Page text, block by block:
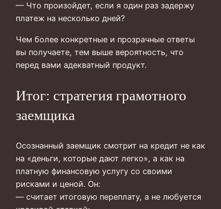
— Что произойдет, если я один раз задержу
платеж на несколько дней?
Чем более конкретные и прозрачные ответы
вы получаете, тем выше вероятность, что
перед вами адекватный продукт.
Итог: стратегия грамотного
заемщика
Осознанный заемщик смотрит на кредит не как
на «деньги, которые дают легко», а как на
платную финансовую услугу со своими
рисками и ценой. Он:
— считает итоговую переплату, а не любуется